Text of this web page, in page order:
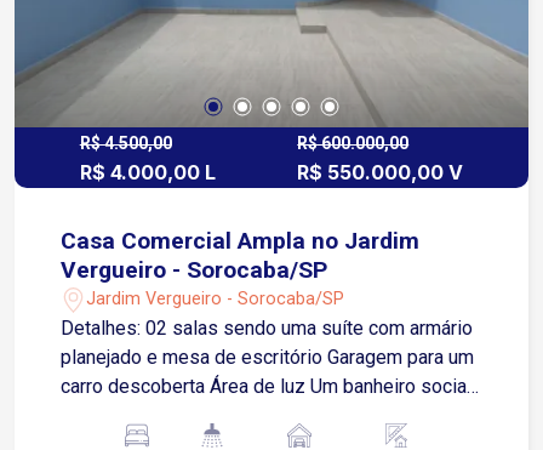
R$ 4.500,00
R$ 4.000,00 L
R$ 600.000,00
R$ 550.000,00 V
Casa Comercial Ampla no Jardim
Vergueiro - Sorocaba/SP
Jardim Vergueiro - Sorocaba/SP
Detalhes: 02 salas sendo uma suíte com armário
planejado e mesa de escritório Garagem para um
carro descoberta Área de luz Um banheiro social
e uma lava louças, nos fundos, um depósito com